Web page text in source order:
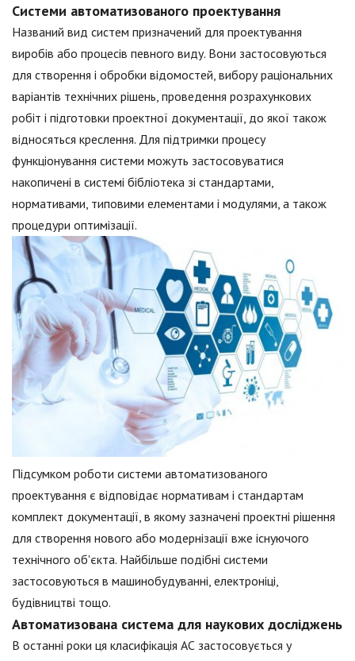
Системи автоматизованого проектування
Названий вид систем призначений для проектування
виробів або процесів певного виду. Вони застосовуються
для створення і обробки відомостей, вибору раціональних
варіантів технічних рішень, проведення розрахункових
робіт і підготовки проектної документації, до якої також
відносяться креслення. Для підтримки процесу
функціонування системи можуть застосовуватися
накопичені в системі бібліотека зі стандартами,
нормативами, типовими елементами і модулями, а також
процедури оптимізації.
Підсумком роботи системи автоматизованого
проектування є відповідає нормативам і стандартам
комплект документації, в якому зазначені проектні рішення
для створення нового або модернізації вже існуючого
технічного об'єкта. Найбільше подібні системи
застосовуються в машинобудуванні, електроніці,
будівництві тощо.
Автоматизована система для наукових досліджень
В останні роки ця класифікація АС застосовується у